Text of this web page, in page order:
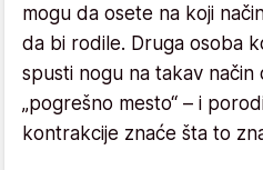
mogu da osete na koji
da bi rodile. Druga osoba
spusti nogu na takav način
„pogrešno mesto“ – i
kontrakcije znaće šta to